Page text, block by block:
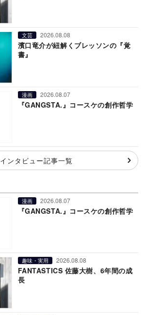
文芸 2026.08.08
濱口竜介が紐解くブレッソンの『覚
書』
漫画 2026.08.07
『GANGSTA.』コースケの創作哲学
インタビュー記事一覧
漫画 2026.08.07
『GANGSTA.』コースケの創作哲学
趣味・実用 2026.08.08
FANTASTICS 佐藤大樹、6年間の成
長